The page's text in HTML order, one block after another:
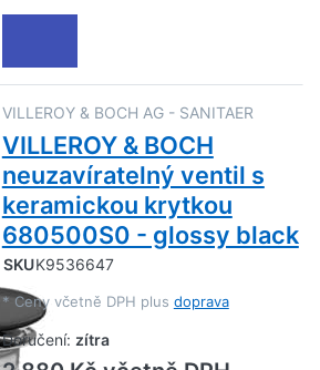
VILLEROY & BOCH AG - SANITAER
VILLEROY & BOCH
neuzavíratelný ventil s
keramickou krytkou
680500S0 - glossy black
SKUK9536647
* Ceny včetně DPH plus doprava
Doručení: zítra